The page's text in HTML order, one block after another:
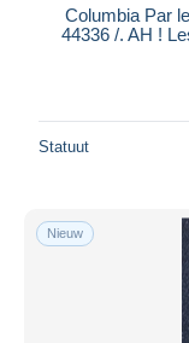
Columbia Par
44336 /. AH !
Statuut
Nieuw